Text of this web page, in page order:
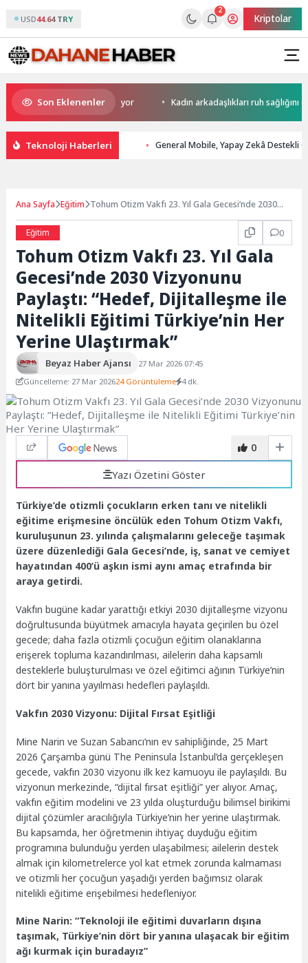
USD44.64 TRY
2
Kriptolar
Son Eklenenler
yapay zekaya bırakıyor Kadın arkadaşlıkları ruh sağlığını
Teknoloji Haberleri General Mobile, Yapay Zekâ Destekli
Ana Sayfa Eğitim Tohum Otizm Vakfı 23. Yıl Gala Gecesi’nde 2030
Eğitimi Türkiye’nin Her Yerine Ulaştırmak”
Eğitim 0
Tohum Otizm Vakfı 23. Yıl Gala
Gecesi’nde 2030 Vizyonunu
Paylaştı: “Hedef, Dijitalleşme ile
Nitelikli Eğitimi Türkiye’nin Her
Yerine Ulaştırmak”
Beyaz Haber Ajansı
27 Mar 2026 07:45
Güncelleme: 27 Mar 202624 Görüntüleme 4 dk.
0
Yazı Özetini Göster
Türkiye’de otizmli çocukların erken tanı ve nitelikli
eğitime erişmesine öncülük eden Tohum Otizm Vakfı,
kuruluşunun 23. yılında çalışmalarını geleceğe taşımak
üzere düzenlediği Gala Gecesi’nde, iş, sanat ve cemiyet
hayatından 400’ü aşkın ismi aynı amaç etrafında bir
araya getirdi.
Vakfın bugüne kadar yarattığı etkiyi 2030 dijitalleşme vizyonu
doğrultusunda büyütmek amacıyla hayata geçirilen bu özel
gecede; daha fazla otizmli çocuğun eğitim olanaklarına
erişerek topluma kazandırılması, ailelerin daha kapsamlı
desteklerle buluşturulması ve özel eğitimci ağının Türkiye’nin
dört bir yanına yayılması hedefleri paylaşıldı.
Vakfın 2030 Vizyonu: Dijital Fırsat Eşitliği
Mine Narin ve Suzan Sabancı’nın ev sahipliğinde, 25 Mart
2026 Çarşamba günü The Peninsula İstanbul’da gerçekleşen
gecede, vakfın 2030 vizyonu ilk kez kamuoyu ile paylaşıldı. Bu
vizyonun merkezinde, “dijital fırsat eşitliği” yer alıyor. Amaç,
vakfın eğitim modelini ve 23 yılda oluşturduğu bilimsel birikimi
dijital çözümler aracılığıyla Türkiye’nin her yerine ulaştırmak.
Bu kapsamda, her öğretmenin ihtiyaç duyduğu eğitim
programına bulunduğu yerden ulaşabilmesi; ailelerin destek
almak için kilometrelerce yol kat etmek zorunda kalmaması
ve otizmli her çocuğun yaşadığı yerden bağımsız olarak
nitelikli eğitime erişebilmesi hedefleniyor.
Mine Narin: “Teknoloji ile eğitimi duvarların dışına
taşımak, Türkiye’nin dört bir yanına ulaşacak bir eğitim
ağı kurmak için buradayız”